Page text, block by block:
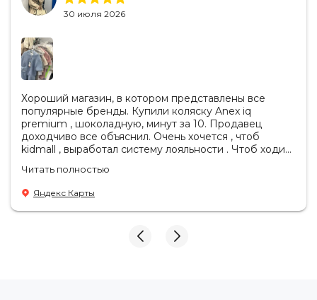
30 июля 2026
Хороший магазин, в котором представлены все
популярные бренды. Купили коляску Anex iq
premium , шоколадную, минут за 10. Продавец
доходчиво все объяснил. Очень хочется , чтоб
kidmall , выработал систему лояльности . Чтоб ходить
Читать полностью
Яндекс Карты